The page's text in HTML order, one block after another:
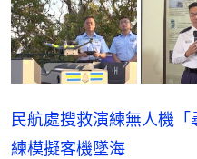
民航處搜救演練無人機
練模擬客機墜海